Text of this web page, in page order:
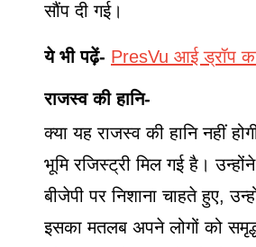
सौंप दी गई।
ये भी पढ़ें- PresVu आई ड्रॉप
राजस्व की हानि-
क्या यह राजस्व की हानि नहीं
भूमि रजिस्ट्री मिल गई है।
बीजेपी पर निशाना चाहते हुए,
इसका मतलब अपने लोगों को